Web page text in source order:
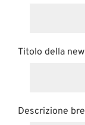
Titolo della
Descrizione